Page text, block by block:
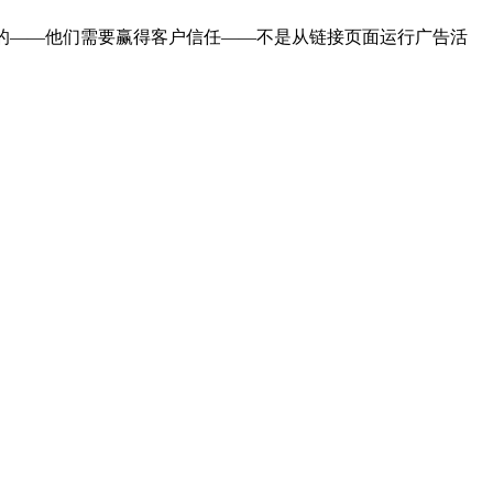
的——他们需要赢得客户信任——不是从链接页面运行广告活